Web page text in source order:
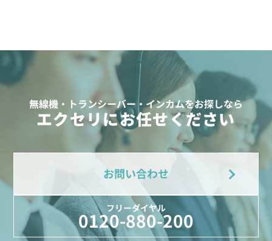
無線機・トランシーバー・インカムをお探しなら
エクセリにお任せください
お問い合わせ
フリーダイヤル
0120-880-200